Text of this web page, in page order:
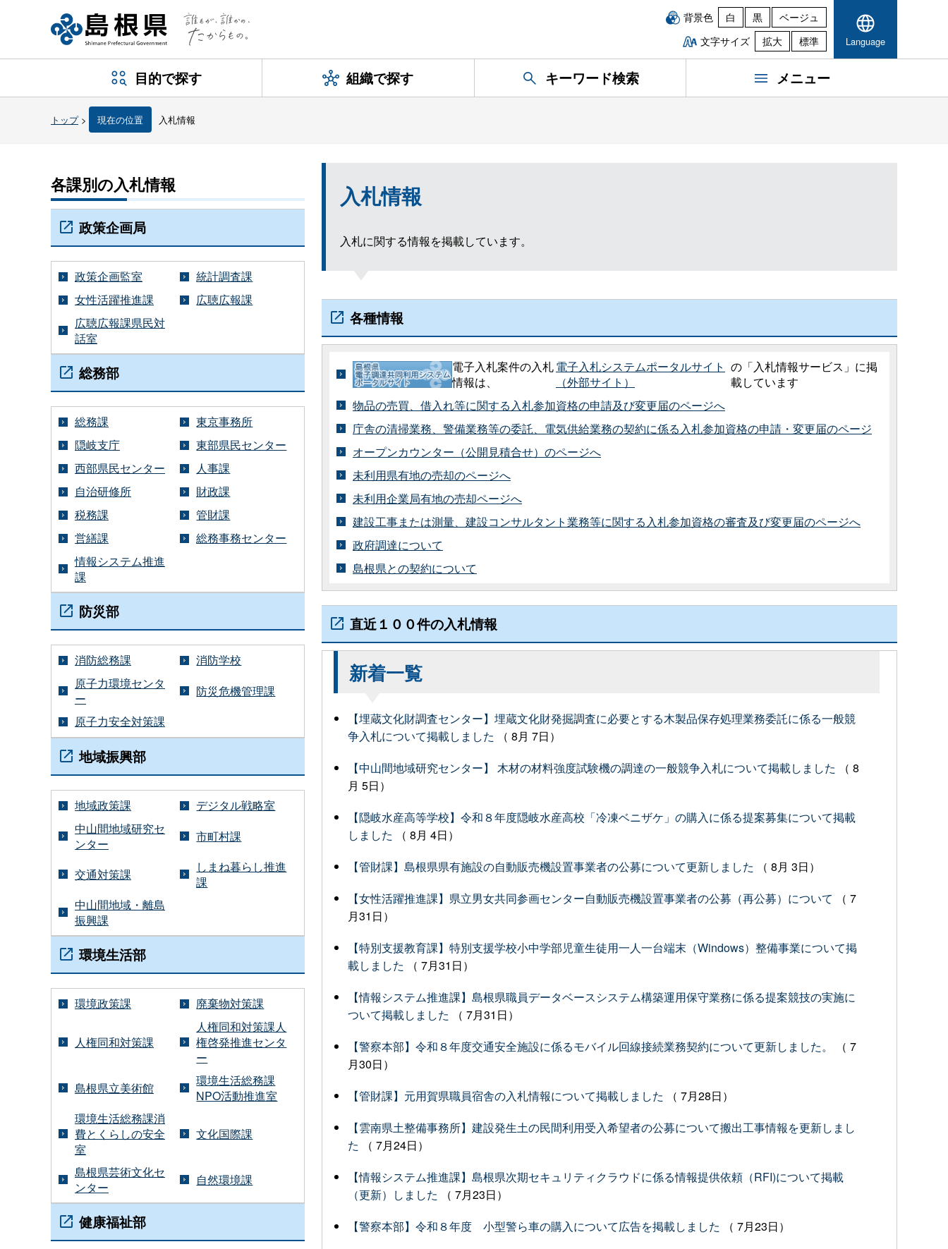
背景色 白 黒
ベージュ
文字サイズ
拡大 標準 Language
目的で探す 組織で探す キーワード検索 メニュー
トップ> 現在の位置 入札情報
入札情報
入札に関する情報を掲載しています。
各種情報
電子入札案件の入札
情報は、
電子入札システムポータルサイト
（外部サイト）
の「入札情報サービス」に掲
載しています
物品の売買、借入れ等に関する入札参加資格の申請及び変更届のページへ
庁舎の清掃業務、警備業務等の委託、電気供給業務の契約に係る入札参加資格の申請・変更届のページ
オープンカウンター（公開見積合せ）のページへ
未利用県有地の売却のページへ
未利用企業局有地の売却ページへ
建設工事または測量、建設コンサルタント業務等に関する入札参加資格の審査及び変更届のページへ
政府調達について
島根県との契約について
直近１００件の入札情報
新着一覧
【埋蔵文化財調査センター】埋蔵文化財発掘調査に必要とする木製品保存処理業務委託に係る一般競
争入札について掲載しました
（ 8月 7日）
【中山間地域研究センター】 木材の材料強度試験機の調達の一般競争入札について掲載しました
（ 8
月 5日）
【隠岐水産高等学校】令和８年度隠岐水産高校「冷凍ベニザケ」の購入に係る提案募集について掲載
しました
（ 8月 4日）
【管財課】島根県県有施設の自動販売機設置事業者の公募について更新しました
（ 8月 3日）
【女性活躍推進課】県立男女共同参画センター自動販売機設置事業者の公募（再公募）について
（ 7
月31日）
【特別支援教育課】特別支援学校小中学部児童生徒用一人一台端末（Windows）整備事業について掲
載しました
（ 7月31日）
【情報システム推進課】島根県職員データベースシステム構築運用保守業務に係る提案競技の実施に
ついて掲載しました
（ 7月31日）
【警察本部】令和８年度交通安全施設に係るモバイル回線接続業務契約について更新しました。
（ 7
月30日）
【管財課】元用賀県職員宿舎の入札情報について掲載しました
（ 7月28日）
【雲南県土整備事務所】建設発生土の民間利用受入希望者の公募について搬出工事情報を更新しまし
た
（ 7月24日）
【情報システム推進課】島根県次期セキュリティクラウドに係る情報提供依頼（RFI)について掲載
（更新）しました
（ 7月23日）
【警察本部】令和８年度 小型警ら車の購入について広告を掲載しました
（ 7月23日）
各課別の入札情報
政策企画局
政策企画監室
統計調査課
女性活躍推進課
広聴広報課
広聴広報課県民対
話室
総務部
総務課
東京事務所
隠岐支庁
東部県民センター
西部県民センター
人事課
自治研修所
財政課
税務課
管財課
営繕課
総務事務センター
情報システム推進
課
防災部
消防総務課
消防学校
原子力環境センタ
ー
防災危機管理課
原子力安全対策課
地域振興部
地域政策課
デジタル戦略室
中山間地域研究セ
ンター
市町村課
交通対策課
しまね暮らし推進
課
中山間地域・離島
振興課
環境生活部
環境政策課 廃棄物対策課
人権同和対策課
人権同和対策課人
権啓発推進センタ
ー
島根県立美術館
環境生活総務課
NPO活動推進室
環境生活総務課消
費とくらしの安全
室
文化国際課
島根県芸術文化セ
ンター
自然環境課
健康福祉部